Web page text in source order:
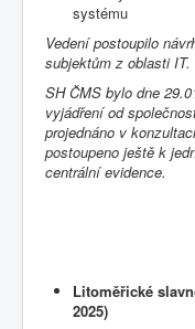
systému
Vedení postoupilo
subjektům z oblasti IT.
SH ČMS bylo dne
vyjádření od
projednáno v
postoupeno ještě k
centrální evidence.
Litoměřické
2025)